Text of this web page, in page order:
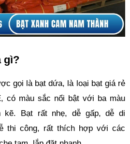
gì?
gọi là bạt dứa, là loại bạt giá rẻ
có màu sắc nổi bật với ba màu
kẽ. Bạt rất nhẹ, dễ gấp, dễ di
thi công, rất thích hợp với các